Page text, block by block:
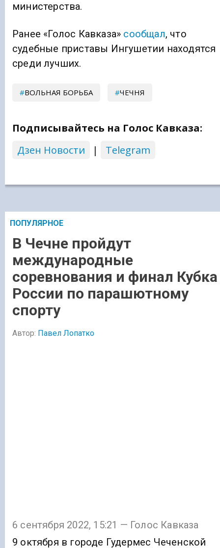
министерства.
Ранее «Голос Кавказа» сообщал, что
судебные приставы Ингушетии находятся
среди лучших.
ВОЛЬНАЯ БОРЬБА ЧЕЧНЯ
Подписывайтесь на Голос Кавказа:
Дзен Новости
| Telegram
ПОПУЛЯРНОЕ
В Чечне пройдут
международные
соревнования и финал Кубка
России по парашютному
спорту
Автор: Павел Лопатко
6 сентября 2022, 15:21 — Голос Кавказа
9 октября в городе Гудермес Чеченской